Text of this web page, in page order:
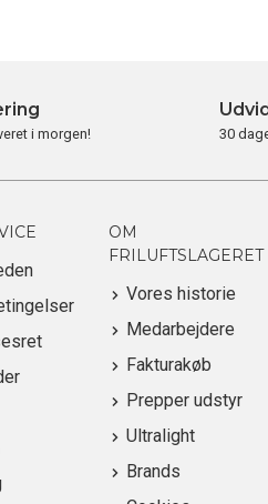
i morgen! 30
OM
FRILUFTSLAGERET
Vores historie
Medarbejdere
Fakturakøb
Prepper udstyr
Ultralight
Brands